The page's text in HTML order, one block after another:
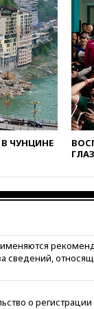
ЧУНЦИНЕ
сведений,
о